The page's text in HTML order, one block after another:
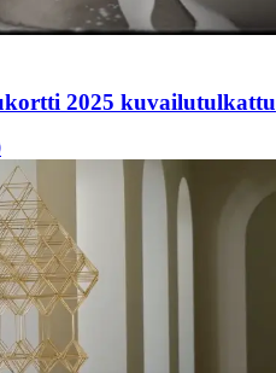
2025 kuvailutulkattu